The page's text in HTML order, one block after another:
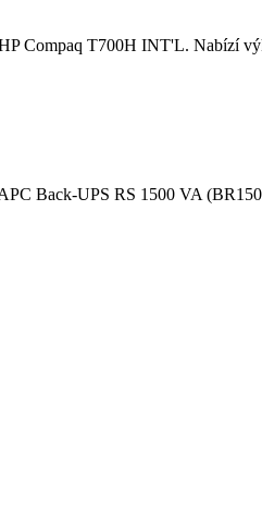
Compaq T700H INT'L. Nabízí
Back-UPS RS 1500 VA